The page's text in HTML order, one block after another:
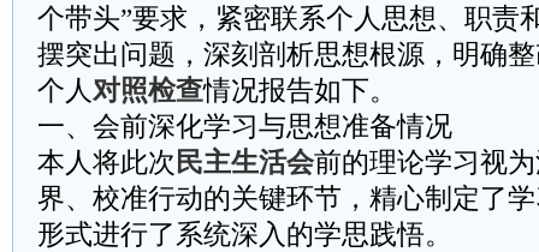
个带头”要求，紧密联系个人思想、职责
摆突出问题，深刻剖析思想根源，明确
个人对照检查情况报告如下。
一、会前深化学习与思想准备情况
本人将此次民主生活会前的理论学习视
界、校准行动的关键环节，精心制定了
形式进行了系统深入的学思践悟。